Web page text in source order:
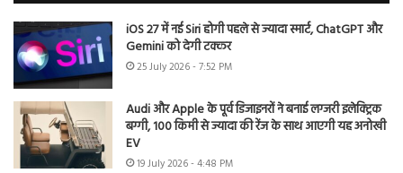
iOS 27 में नई Siri होगी पहले से ज्यादा स्मार्ट, ChatGPT और
Gemini को देगी टक्कर
25 July 2026 - 7:52 PM
Audi और Apple के पूर्व डिजाइनरों ने बनाई लग्जरी इलेक्ट्रिक
बग्गी, 100 किमी से ज्यादा की रेंज के साथ आएगी यह अनोखी
EV
19 July 2026 - 4:48 PM